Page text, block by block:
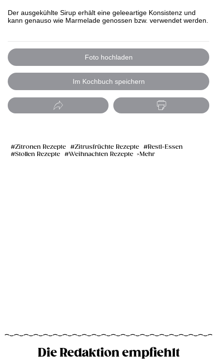
Der ausgekühlte Sirup erhält eine geleeartige Konsistenz und
kann genauso wie Marmelade genossen bzw. verwendet werden.
Foto hochladen
Im Kochbuch speichern
Zitronen Rezepte Zitrusfrüchte Rezepte
Restl-Essen
Stollen Rezepte
Weihnachten Rezepte Mehr
Die Redaktion empfiehlt